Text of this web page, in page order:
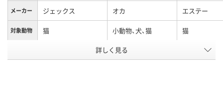
メーカー ジェックス オカ エステー
対象動物 猫 小動物、犬、猫 猫
40
詳しく見る